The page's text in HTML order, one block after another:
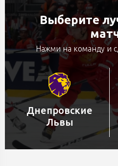
Выберите
Нажми на команду и
Днепровские
Львы